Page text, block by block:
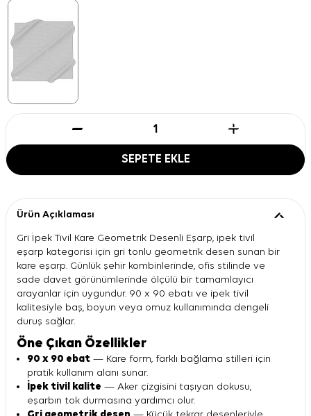
SEPETE EKLE
Ürün Açıklaması
Gri İpek Tivil Kare Geometrik Desenli Eşarp, ipek tivil
eşarp kategorisi için gri tonlu geometrik desen sunan bir
kare eşarp. Günlük şehir kombinlerinde, ofis stilinde ve
sade davet görünümlerinde ölçülü bir tamamlayıcı
arayanlar için uygundur. 90 x 90 ebatı ve ipek tivil
kalitesiyle baş, boyun veya omuz kullanımında dengeli
duruş sağlar.
Öne Çıkan Özellikler
90 x 90 ebat — Kare form, farklı bağlama stilleri için
pratik kullanım alanı sunar.
İpek tivil kalite — Aker çizgisini taşıyan dokusu,
eşarbın tok durmasına yardımcı olur.